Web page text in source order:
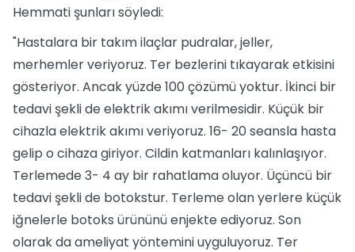
Hemmati şunları söyledi:
"Hastalara bir takım ilaçlar pudralar, jeller,
merhemler veriyoruz. Ter bezlerini tıkayarak etkisini
gösteriyor. Ancak yüzde 100 çözümü yoktur. İkinci bir
tedavi şekli de elektrik akımı verilmesidir. Küçük bir
cihazla elektrik akımı veriyoruz. 16- 20 seansla hasta
gelip o cihaza giriyor. Cildin katmanları kalınlaşıyor.
Terlemede 3- 4 ay bir rahatlama oluyor. Üçüncü bir
tedavi şekli de botokstur. Terleme olan yerlere küçük
iğnelerle botoks ürününü enjekte ediyoruz. Son
olarak da ameliyat yöntemini uyguluyoruz. Ter